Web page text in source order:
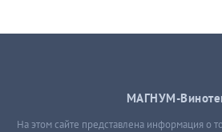
МАГНУМ-
На этом сайте представлена информация о